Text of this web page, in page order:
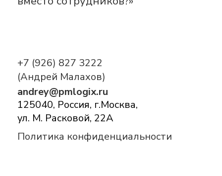
+7 (926) 827 3222
(Андрей Малахов)
andrey@pmlogix.ru
125040, Россия, г.Москва,
ул. М. Расковой, 22А
Политика конфиденциальности